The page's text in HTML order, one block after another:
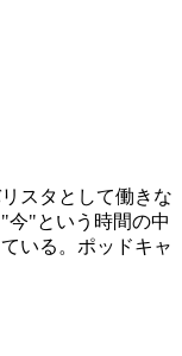
スタとして働きな
今"という時間の中
いる。ポッドキャ